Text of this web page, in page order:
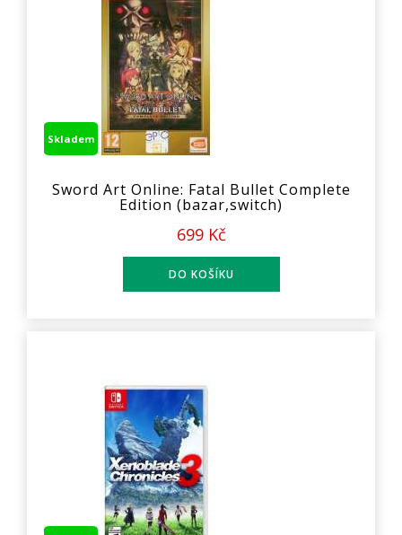
Skladem
Sword Art Online: Fatal Bullet Complete
Edition (bazar,switch)
699 Kč